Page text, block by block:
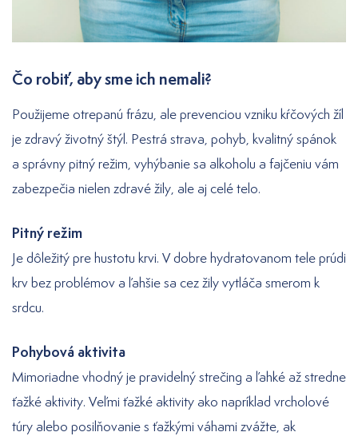
Čo robiť, aby sme ich nemali?
Použijeme otrepanú frázu, ale prevenciou vzniku kŕčových žíl
je zdravý životný štýl. Pestrá strava, pohyb, kvalitný spánok
a správny pitný režim, vyhýbanie sa alkoholu a fajčeniu vám
zabezpečia nielen zdravé žily, ale aj celé telo.
Pitný režim
Je dôležitý pre hustotu krvi. V dobre hydratovanom tele prúdi
krv bez problémov a ľahšie sa cez žily vytláča smerom k
srdcu.
Pohybová aktivita
Mimoriadne vhodný je pravidelný strečing a ľahké až stredne
ťažké aktivity. Veľmi ťažké aktivity ako napríklad vrcholové
túry alebo posilňovanie s ťažkými váhami zvážte, ak